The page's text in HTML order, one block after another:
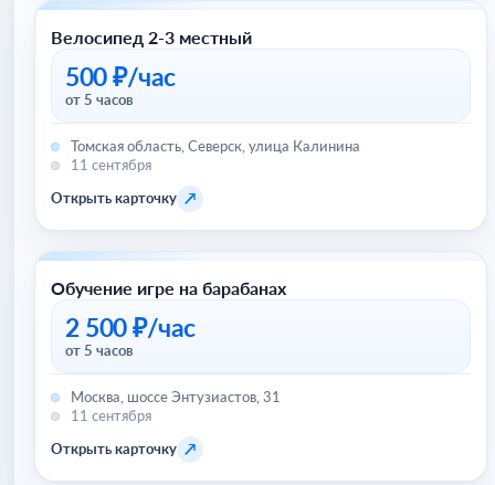
Велосипеды
Велосипед 2-3 местный
500 ₽/час
от 5 часов
Томская область, Северск, улица Калинина
11 сентября
Открыть карточку ↗
Хобби и отдых
Обучение игре на барабанах
2 500 ₽/час
от 5 часов
Москва, шоссе Энтузиастов, 31
11 сентября
Открыть карточку ↗